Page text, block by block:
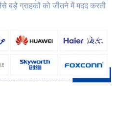
ग्राहकों को जीतने में मदद करती